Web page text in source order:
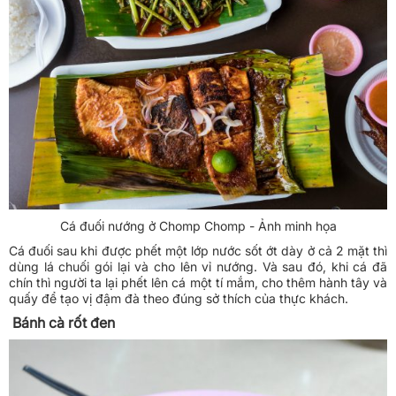
Cá đuối nướng ở Chomp Chomp - Ảnh minh họa
Cá đuối sau khi được phết một lớp nước sốt ớt dày ở cả 2 mặt thì
dùng lá chuối gói lại và cho lên vỉ nướng. Và sau đó, khi cá đã
chín thì người ta lại phết lên cá một tí mắm, cho thêm hành tây và
quấy để tạo vị đậm đà theo đúng sở thích của thực khách.
Bánh cà rốt đen